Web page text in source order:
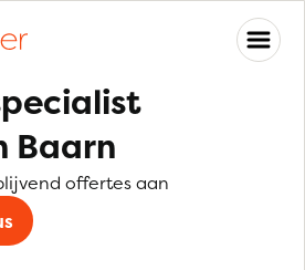
Baarn
offertes aan